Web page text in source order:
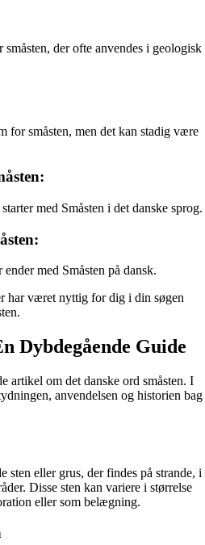
småsten, der ofte anvendes i geologisk
for småsten, men det kan stadig være
med Småsten i det danske sprog.
med Småsten på dansk.
har været nyttig for dig i din søgen
Dybdegående Guide
artikel om det danske ord småsten. I
anvendelsen og historien bag
sten eller grus, der findes på strande, i
Disse sten kan variere i størrelse
eller som belægning.